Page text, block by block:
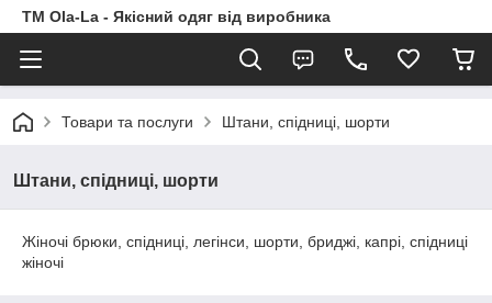
TM Ola-La - Якісний одяг від виробника
Товари та послуги Штани, спідниці, шорти
Штани, спідниці, шорти
Жіночі брюки, спідниці, легінси, шорти, бриджі, капрі, спідниці
жіночі